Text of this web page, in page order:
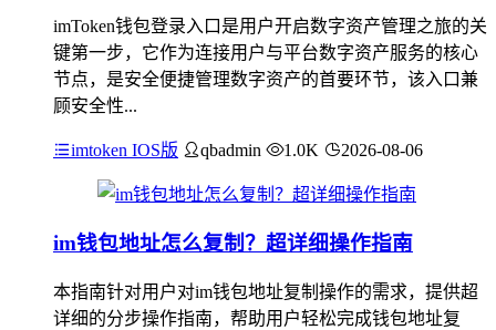
imToken钱包登录入口是用户开启数字资产管理之旅的关
键第一步，它作为连接用户与平台数字资产服务的核心
节点，是安全便捷管理数字资产的首要环节，该入口兼
顾安全性...
imtoken IOS版 qbadmin 1.0K 2026-08-06
im钱包地址怎么复制？超详细操作指南
本指南针对用户对im钱包地址复制操作的需求，提供超
详细的分步操作指南，帮助用户轻松完成钱包地址复